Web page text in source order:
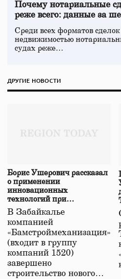
Почему нотариальные
реже всего: данные за
Среди всех форматов
недвижимостью
судах реже…
ДРУГИЕ НОВОСТИ
Борис Ушерович рассказал
о применении
инновационных
технологий при
строительстве нового моста
в Забайкалье
В Забайкалье
компанией
«Бамстроймеханизация»
(входит в группу
компаний 1520)
завершено
строительство нового…